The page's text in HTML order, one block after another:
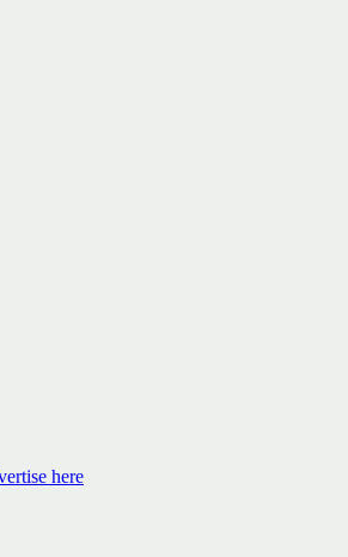
here